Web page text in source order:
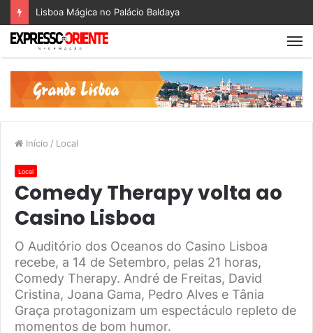
Lisboa Mágica no Palácio Baldaya
Início / Local
Local
Comedy Therapy volta ao
Casino Lisboa
O Auditório dos Oceanos do Casino Lisboa
recebe, a 14 de Setembro, pelas 21 horas,
Comedy Therapy. André de Freitas, David
Cristina, Joana Gama, Pedro Alves e Tânia
Graça protagonizam um espectáculo repleto de
momentos de bom humor.